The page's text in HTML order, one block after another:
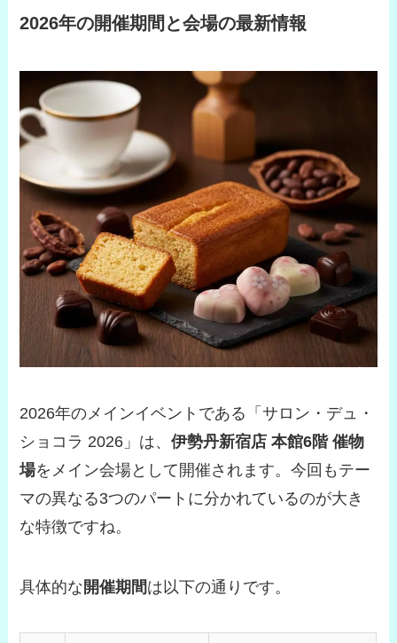
2026年の開催期間と会場の最新情報
2026年のメインイベントである「サロン・デュ・
ショコラ 2026」は、伊勢丹新宿店 本館6階 催物
場をメイン会場として開催されます。今回もテー
マの異なる3つのパートに分かれているのが大き
な特徴ですね。
具体的な 開催期間は以下の通りです。